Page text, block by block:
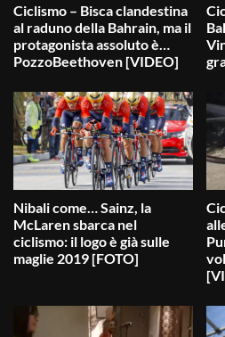
Ciclismo – Bisca clandestina
al raduno della Bahrain, ma il
protagonista assoluto è…
PozzoBeethoven [VIDEO]
Nibali come… Sainz, la
McLaren sbarca nel
ciclismo: il logo è già sulle
maglie 2019 [FOTO]